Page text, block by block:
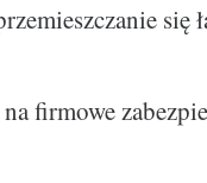
się
firmowe